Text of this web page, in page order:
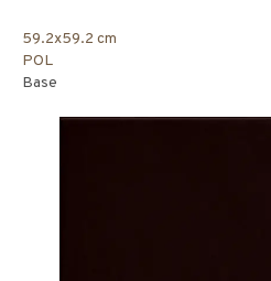
59.2x59.2 cm
POL
Base